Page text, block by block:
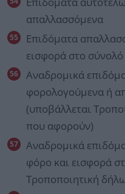
απαλλασσόμενα
Επιδόματα
εισφορά στο σύνολό
Αναδρομικά
φορολογούμενα ή
(υποβάλλεται
που αφορούν)
Αναδρομικά
φόρο και εισφορά
Τροποποιητική